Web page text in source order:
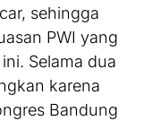
sehingga
PWI yang
Selama dua
karena
Bandung